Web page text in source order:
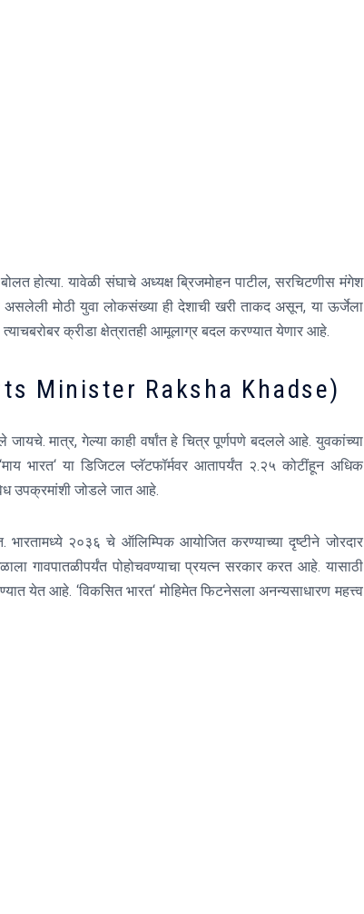
होत्या.यावेळी संघाचे अध्यक्ष ब्रिजमोहन पाटील, सरचिटणीस मंगेश
असलेली मोठी युवा लोकसंख्या ही देशाची खरी ताकद असून, या ऊर्जेला
त्याचबरोबर क्रीडा क्षेत्रातही आमूलाग्र बदल करण्यात येणार आहे.
Minister Raksha Khadse)
जायचे.मात्र, गेल्या काही वर्षांत हे चित्र पूर्णपणे बदलले आहे. युवकांच्या
माय भारत‘ या डिजिटल प्लॅटफॉर्मवर आतापर्यंत २.२५ कोटींहून अधिक
उपक्रमांशी जोडले जात आहे.
. भारतामध्ये २०३६ चे ऑलिम्पिक आयोजित करण्याच्या दृष्टीने जोरदार
गावपातळीपर्यंत पोहोचवण्याचा प्रयत्न सरकार करत आहे. यासाठी
येत आहे. ‘विकसित भारत‘ मोहिमेत फिटनेसला अनन्यसाधारण महत्त्व